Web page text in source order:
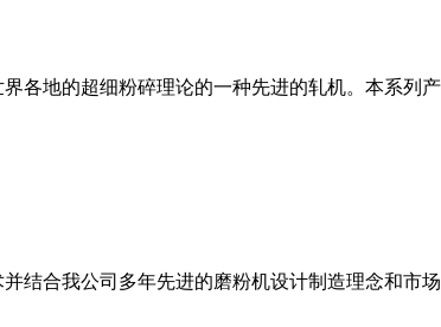
各地的超细粉碎理论的一种先进的轧机。本系列
结合我公司多年先进的磨粉机设计制造理念和市